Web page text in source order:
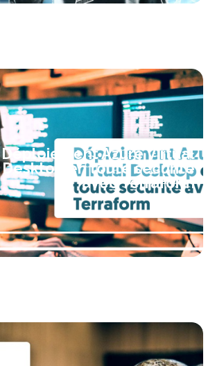
Déploiement Azure Virtual
Desktop en toute sécurité
avec Terraform